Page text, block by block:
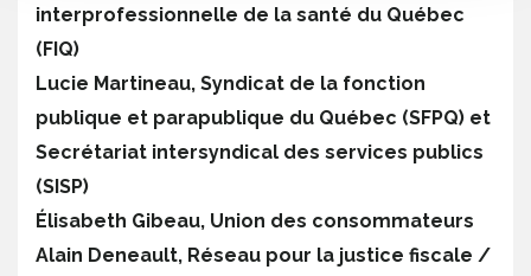
interprofessionnelle de la santé du Québec
(FIQ)
Lucie Martineau, Syndicat de la fonction
publique et parapublique du Québec (SFPQ) et
Secrétariat intersyndical des services publics
(SISP)
Élisabeth Gibeau, Union des consommateurs
Alain Deneault, Réseau pour la justice fiscale /